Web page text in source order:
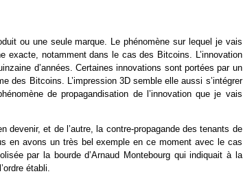
ou une seule marque. Le phénomène sur lequel je vais
exacte, notamment dans le cas des Bitcoins. L’innovation
d’années. Certaines innovations sont portées par un
des Bitcoins. L’impression 3D semble elle aussi s’intégrer
de propagandisation de l’innovation que je vais
devenir, et de l’autre, la contre-propagande des tenants de
en avons un très bel exemple en ce moment avec le cas
par la bourde d’Arnaud Montebourg qui indiquait à la
établi.